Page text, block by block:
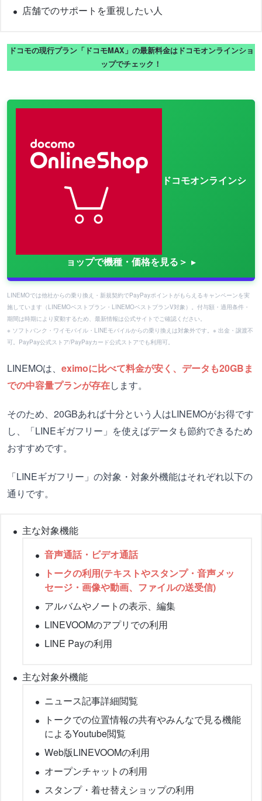
店舗でのサポートを重視したい人
ドコモの現行プラン「ドコモMAX」の最新料金はドコモオンラインショ
ップでチェック！
ドコモオンラインシ
ョップで機種・価格を見る＞
LINEMOでは他社からの乗り換え・新規契約でPayPayポイントがもらえるキャンペーンを実
施しています（LINEMOベストプラン・LINEMOベストプランV対象）。付与額・適用条件・
期間は時期により変動するため、最新情報は公式サイトでご確認ください。
※ ソフトバンク・ワイモバイル・LINEモバイルからの乗り換えは対象外です。※ 出金・譲渡不
可。PayPay公式ストア/PayPayカード公式ストアでも利用可。
LINEMOは、 eximoに比べて料金が安く、データも20GBま
での中容量プランが存在します。
そのため、20GBあれば十分という人はLINEMOがお得です
し、「LINEギガフリー」を使えばデータも節約できるため
おすすめです。
「LINEギガフリー」の対象・対象外機能はそれぞれ以下の
通りです。
主な対象機能
音声通話・ビデオ通話
トークの利用(テキストやスタンプ・音声メッ
セージ・画像や動画、ファイルの送受信)
アルバムやノートの表示、編集
LINEVOOMのアプリでの利用
LINE Payの利用
主な対象外機能
ニュース記事詳細閲覧
トークでの位置情報の共有やみんなで見る機能
によるYoutube閲覧
Web版LINEVOOMの利用
オープンチャットの利用
スタンプ・着せ替えショップの利用